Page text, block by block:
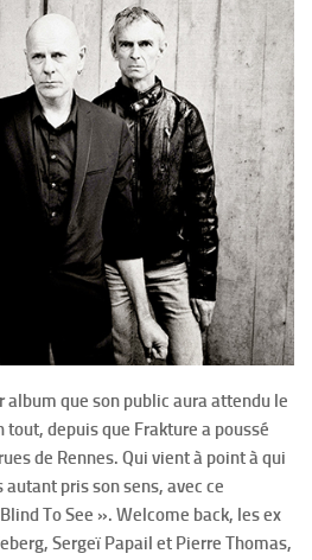
album que son public aura attendu le
tout, depuis que Frakture a poussé
de Rennes. Qui vient à point à qui
pris son sens, avec ce
To See ». Welcome back, les ex
Sergeï Papail et Pierre Thomas,